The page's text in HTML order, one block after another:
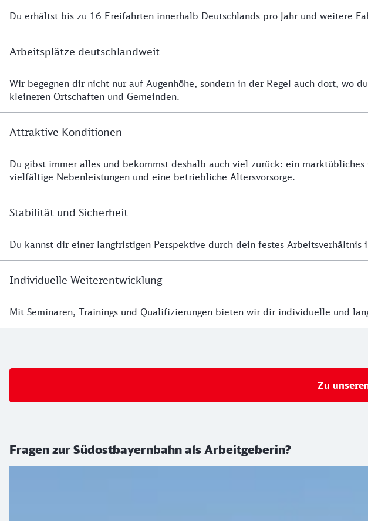
Details zu Freifahrten
Du erhältst bis zu 16 Freifahrten innerhalb Deutschlands pro Jahr und weitere
Arbeitsplätze deutschlandweit
Details zu Arbeitsplätzen
Wir begegnen dir nicht nur auf Augenhöhe, sondern in der Regel auch dort, wo
kleineren Ortschaften und Gemeinden.
Attraktive Konditionen
Details zu den Konditionen
Du gibst immer alles und bekommst deshalb auch viel zurück: ein
vielfältige Nebenleistungen und eine betriebliche Altersvorsorge.
Stabilität und Sicherheit
Details zu Stabilität und Sicherheit
Du kannst dir einer langfristigen Perspektive durch dein festes
Individuelle Weiterentwicklung
Details zur individuellen Weiterentwicklung
Mit Seminaren, Trainings und Qualifizierungen bieten wir dir individuelle und
Zu
Fragen zur Südostbayernbahn als Arbeitgeberin?